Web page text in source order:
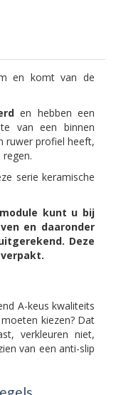
en komt van de
en hebben een
van een binnen
ruwer profiel heeft,
serie keramische
kunt u bij
en daaronder
Deze
A-keus kwaliteits
kiezen? Dat
verkleuren niet,
van een anti-slip